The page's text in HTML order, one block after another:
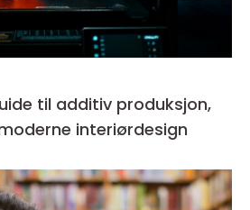
til additiv produksjon,
interiørdesign